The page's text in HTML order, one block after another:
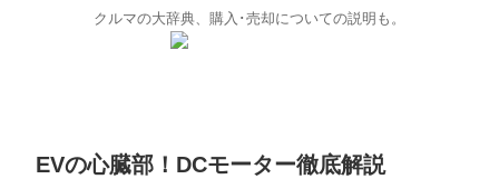
クルマの大辞典、購入･売却についての説明も。
EVの心臓部！DCモーター徹底解説